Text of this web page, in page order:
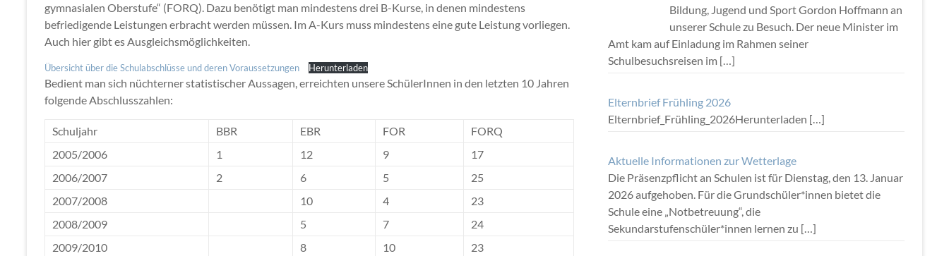
gymnasialen Oberstufe“ (FORQ). Dazu benötigt man mindestens drei B-Kurse, in denen mindestens
befriedigende Leistungen erbracht werden müssen. Im A-Kurs muss mindestens eine gute Leistung vorliegen.
Auch hier gibt es Ausgleichsmöglichkeiten.
Übersicht über die Schulabschlüsse und deren Voraussetzungen Herunterladen
Bedient man sich nüchterner statistischer Aussagen, erreichten unsere SchülerInnen in den letzten 10 Jahren
folgende Abschlusszahlen:
Schuljahr BBR EBR FOR
FORQ
2005/2006
1 12 9
17
2006/2007
2 6 5
25
2007/2008
10 4
23
2008/2009
5 7
24
2009/2010
8 10
23
Bildung, Jugend und Sport Gordon Hoffmann an
unserer Schule zu Besuch. Der neue Minister im
Amt kam auf Einladung im Rahmen seiner
Schulbesuchsreisen im […]
Elternbrief Frühling 2026
Elternbrief_Frühling_2026Herunterladen […]
Aktuelle Informationen zur Wetterlage
Die Präsenzpflicht an Schulen ist für Dienstag, den 13. Januar
2026 aufgehoben. Für die Grundschüler*innen bietet die
Schule eine „Notbetreuung“, die
Sekundarstufenschüler*innen lernen zu […]